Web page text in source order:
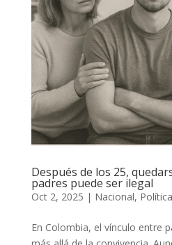
Después de los 25,
padres puede ser ilegal
Oct 2, 2025 | Nacional, Política
En Colombia, el vínculo entre